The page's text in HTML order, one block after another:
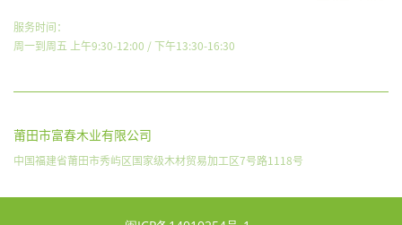
服务时间：
周一到周五 上午9:30-12:00 / 下午13:30-16:30
莆田市富春木业有限公司
中国福建省莆田市秀屿区国家级木材贸易加工区7号路1118号